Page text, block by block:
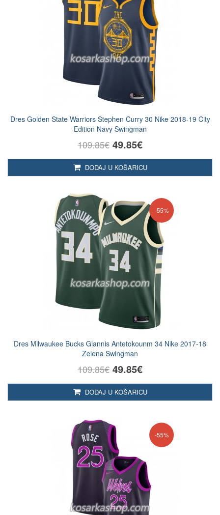
Dres Golden State Warriors Stephen Curry 30 Nike 2018-19 City
Edition Navy Swingman
109.85€ 49.85€
DODAJ U KOŠARICU
-55%
Dres Milwaukee Bucks Giannis Antetokounm 34 Nike 2017-18
Zelena Swingman
109.85€ 49.85€
DODAJ U KOŠARICU
-55%